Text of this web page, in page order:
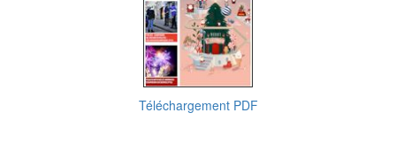
Téléchargement PDF